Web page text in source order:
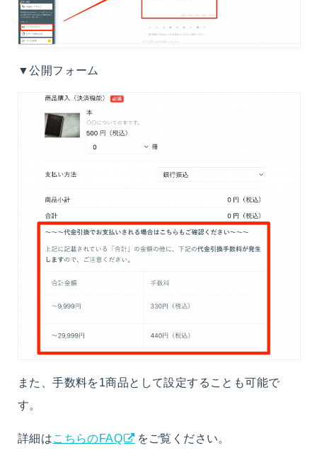
▼公開フォーム
また、手数料を1商品として設定することも可能で
す。
詳細はこちらのFAQ をご覧ください。